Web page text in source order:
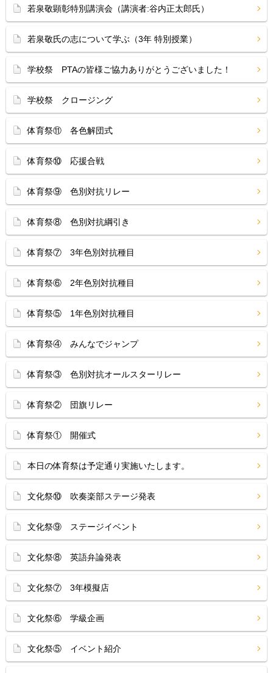
若泉敬顕彰特別講演会（講演者:谷内正太郎氏）
若泉敬氏の志について学ぶ（3年 特別授業）
学校祭 PTAの皆様ご協力ありがとうございました！
学校祭 クロージング
体育祭⑪ 各色解団式
体育祭⑩ 応援合戦
体育祭⑨ 色別対抗リレー
体育祭⑧ 色別対抗綱引き
体育祭⑦ 3年色別対抗種目
体育祭⑥ 2年色別対抗種目
体育祭⑤ 1年色別対抗種目
体育祭④ みんなでジャンプ
体育祭③ 色別対抗オールスターリレー
体育祭② 団旗リレー
体育祭① 開催式
本日の体育祭は予定通り実施いたします。
文化祭⑩ 吹奏楽部ステージ発表
文化祭⑨ ステージイベント
文化祭⑧ 英語弁論発表
文化祭⑦ 3年模擬店
文化祭⑥ 学級企画
文化祭⑤ イベント紹介